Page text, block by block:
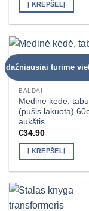
Į KREPŠELĮ
dažniausiai turime
BALDAI
Medinė kėdė,
(pušis lakuota)
aukštis
€34.90
Į KREPŠELĮ